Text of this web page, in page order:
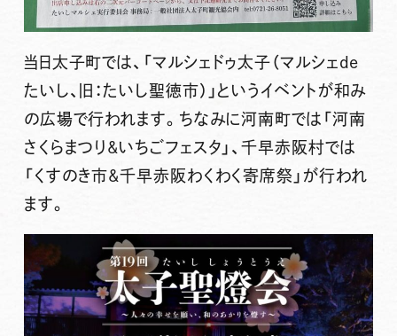
当日太子町では、「マルシェドゥ太子（マルシェde
たいし、旧：たいし聖徳市）」というイベントが和み
の広場で行われます。ちなみに河南町では「河南
さくらまつり&いちごフェスタ」、千早赤阪村では
「くすのき市&千早赤阪わくわく寄席祭」が行われ
ます。